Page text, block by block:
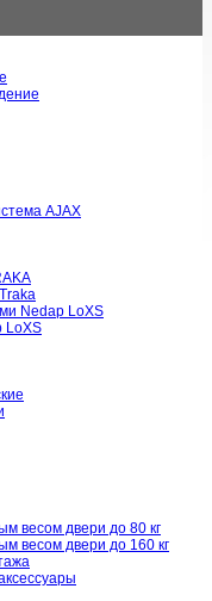
AJAX
Nedap LoXS
LoXS
весом двери до 80 кг
весом двери до 160 кг